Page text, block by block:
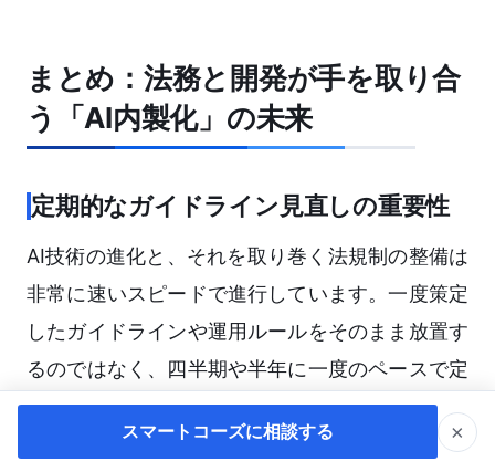
まとめ：法務と開発が手を取り合
う「AI内製化」の未来
定期的なガイドライン見直しの重要性
AI技術の進化と、それを取り巻く法規制の整備は
非常に速いスピードで進行しています。一度策定
したガイドラインや運用ルールをそのまま放置す
るのではなく、四半期や半年に一度のペースで定
期的に見直し、アップデートし続ける「動的なガ
バナンス体制」を構築することが不可欠です。
スマートコーズに相談する ×